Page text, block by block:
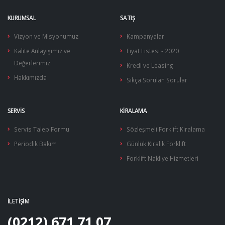
KURUMSAL
Vizyon ve Misyonumuz
Kalite Anlayışımız ve
Değerlerimiz
Hakkımızda
SATIŞ
Kampanyalar
Fiyat Listesi - 2020
Kredi ve Leasing
Sıkça Sorulan Sorular
SERVIS
Servis Talep Formu
Periodik Bakım
KIRALAMA
Sözleşmeli Forklift Kiralama
Günlük Kiralık Forklift
Forklift Nakliye Hizmetleri
İLETIŞIM